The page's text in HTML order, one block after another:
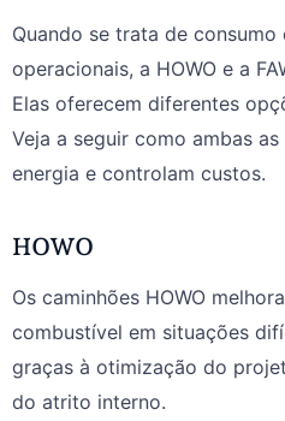
Quando se trata de
operacionais, a HOWO e a
Elas oferecem diferentes
Veja a seguir como ambas
energia e controlam custos.
HOWO
Os caminhões HOWO
combustível em situações
graças à otimização do
do atrito interno.